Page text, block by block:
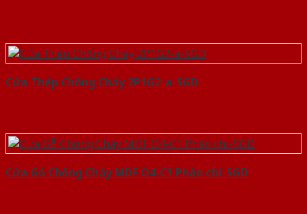
Cửa Thép Chống Cháy 2P1G2-a-SGD
Cửa Gỗ Chống Cháy MDF O4-C1 Phào chi-SGD